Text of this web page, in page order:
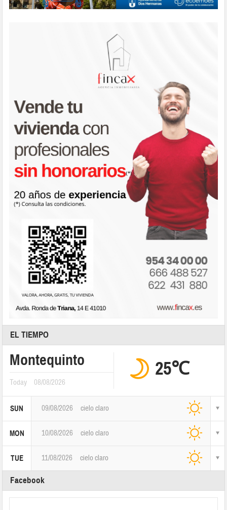
EL TIEMPO
Montequinto
Today 08/08/2026
25℃
SUN 09/08/2026 cielo claro
MON 10/08/2026 cielo claro
TUE 11/08/2026 cielo claro
Facebook